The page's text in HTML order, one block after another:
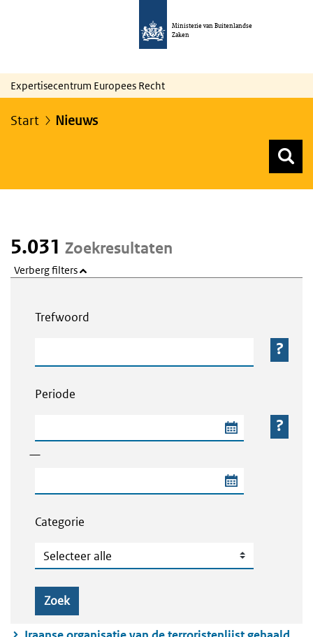
Ministerie van Buitenlandse
Zaken
Expertisecentrum Europees Recht
Start Nieuws
5.031 Zoekresultaten
Verberg filters
Trefwoord
Periode
—
Categorie
Categorie
Zoek